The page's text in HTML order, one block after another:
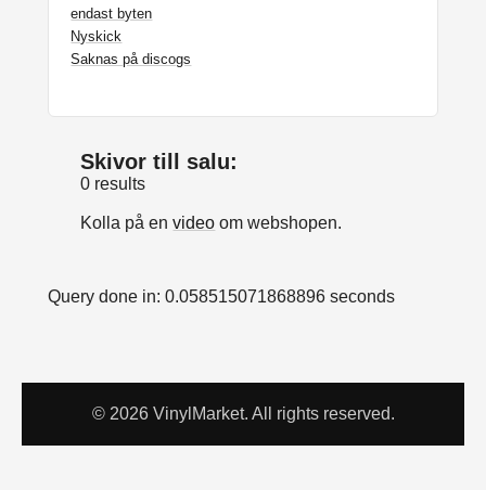
endast byten
Nyskick
Saknas på discogs
Skivor till salu:
0 results
Kolla på envideo om webshopen.
Query done in: 0.058515071868896 seconds
© 2026 VinylMarket. All rights reserved.